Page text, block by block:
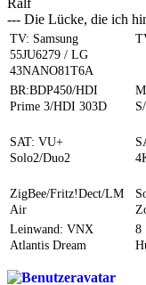
--- Die Lücke, die ich
TV: Samsung
55JU6279 / LG
43NANO81T6A
BR:BDP450/HDI
Prime 3/HDI 303D
SAT: VU+
Solo2/Duo2
ZigBee/Fritz!Dect/LM
Air
Leinwand: VNX
Atlantis Dream
8